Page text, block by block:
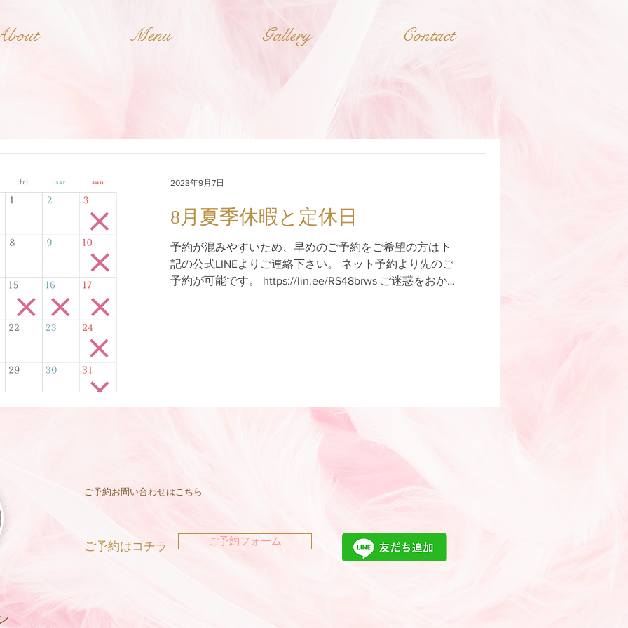
Menu Gallery Contact
8月夏季休暇と定休日
予約が混みやすいため、早めのご予約をご希望の方は下
記の公式LINEよりご連絡下さい。 ネット予約より先のご
予約が可能です。 https://lin.ee/RS48brws ご迷惑をおかけ
2023年9月7日
ご予約お問い合わせはこちら
ご予約はコチラ ご予約フォーム